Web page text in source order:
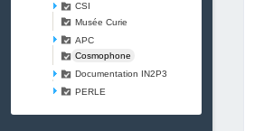
CSI
Musée Curie
APC
Cosmophone
Documentation IN2P3
PERLE